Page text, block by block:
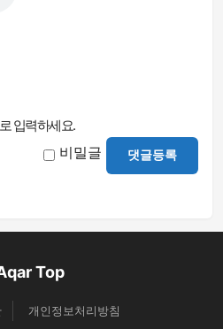
입력하세요.
비밀글 댓글등록
Top
개인정보처리방침